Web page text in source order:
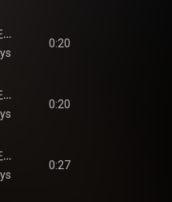
Rachmaninoff: ラフマニノフ：パガニーニの主題による狂詩曲 作品43: 主題: L'istesso tempo - Rachmaninoff: Rhapsody on a Theme of Paganini, Op. 43: Theme
Petrenko
0:20
Rachmaninoff: ラフマニノフ：パガニーニの主題による狂詩曲 作品43: 第2変奏: L'istesso tempo - Rachmaninoff: Rhapsody on a Theme of Paganini, Op. 43: Var. 2. L'istesso tempo
Petrenko
0:20
Rachmaninoff: ラフマニノフ：パガニーニの主題による狂詩曲 作品43: 第3変奏: L'istesso tempo - Rachmaninoff: Rhapsody on a Theme of Paganini, Op. 43: Var. 3. L'istesso tempo
Petrenko
0:27